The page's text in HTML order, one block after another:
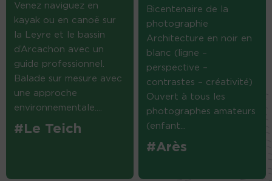
Venez naviguez en
kayak ou en canoë sur
la Leyre et le bassin
d’Arcachon avec un
guide professionnel.
Balade sur mesure avec
une approche
environnementale....
#Le Teich
Bicentenaire de la
photographie
Architecture en noir en
blanc (ligne –
perspective –
contrastes – créativité)
Ouvert à tous les
photographes amateurs
(enfant...
#Arès